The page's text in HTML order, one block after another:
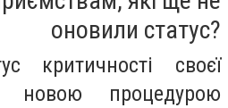
оновили статус?
критичності своєї
новою процедурою